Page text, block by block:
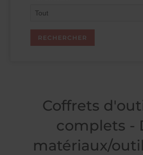
Coffrets
complets -
matériaux/